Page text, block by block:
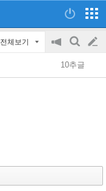
전체보기
공
지
on/off
검
색
글
쓰
10추글